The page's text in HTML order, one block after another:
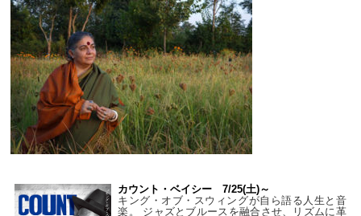
カウント・ベイシー 7/25(土)～
キング・オブ・スウィングが自ら語る人生と音
楽。 ジャズとブルースを融合させ、リズムに革